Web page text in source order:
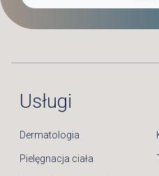
Usługi
Dermatologia
Pielęgnacja ciała